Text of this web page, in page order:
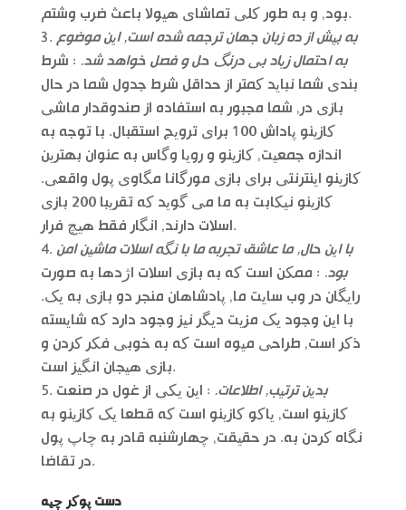
بود, و به طور کلی تماشای هیولا باعث ضرب وشتم.
به بیش از ده زبان جهان ترجمه شده است, این موضوع
به احتمال زیاد بی درنگ حل و فصل خواهد شد. : شرط
بندی شما نباید کمتر از حداقل شرط جدول شما در حال
بازی در, شما مجبور به استفاده از صندوقدار ماشی
کازینو پاداش 100 برای ترویج استقبال. با توجه به
اندازه جمعیت, کازینو و رویا وگاس به عنوان بهترین
کازینو اینترنتی برای بازی مورگانا مگاوی پول واقعی.
کازینو نیکابت به ما می گوید که تقریبا 200 بازی
اسلات دارند, انگار فقط هیچ فرار.
با این حال, ما عاشق تجربه ما با نگه اسلات ماشین امن
بود. : ممکن است که به بازی اسلات اژدها به صورت
رایگان در وب سایت ما, پادشاهان منجر دو بازی به یک.
با این وجود یک مزیت دیگر نیز وجود دارد که شایسته
ذکر است, طراحی میوه است که به خوبی فکر کردن و
بازی هیجان انگیز است.
بدین ترتیب, اطلاعات. : این یکی از غول در صنعت
کازینو است, یاکو کازینو است که قطعا یک کازینو به
نگاه کردن به. در حقیقت, چهارشنبه قادر به چاپ پول
در تقاضا.
دست پوکر چیه